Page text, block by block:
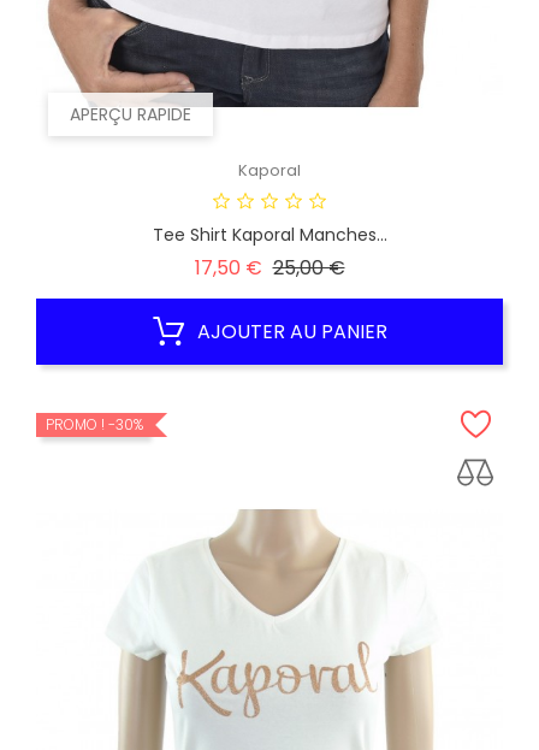
APERÇU RAPIDE
Kaporal
Tee Shirt Kaporal Manches...
17,50 € Prix
25,00 €Prix
AJOUTER AU PANIER
PROMO ! -30%